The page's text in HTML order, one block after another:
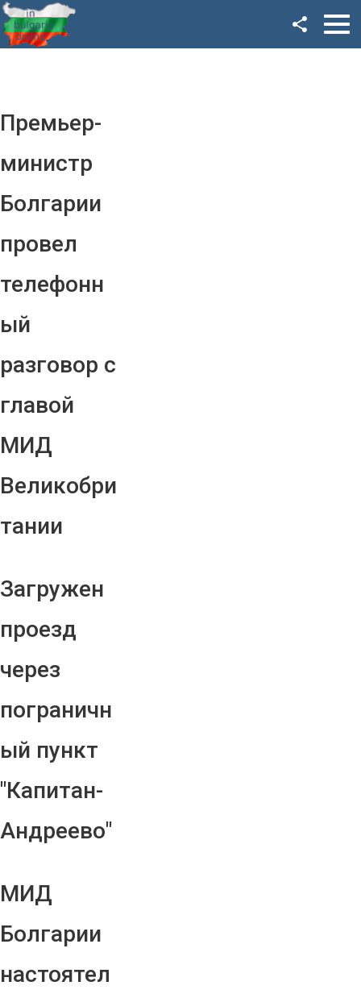
Премьер-
министр
Болгарии
провел
телефонн
ый
разговор с
главой
МИД
Великобри
тании
Загружен
проезд
через
пограничн
ый пункт
"Капитан-
Андреево"
МИД
Болгарии
настоятел